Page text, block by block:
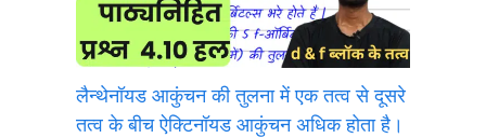
लैन्थेनॉयड आकुंचन की तुलना में एक तत्व से दूसरे
तत्व के बीच ऐक्टिनॉयड आकुंचन अधिक होता है।